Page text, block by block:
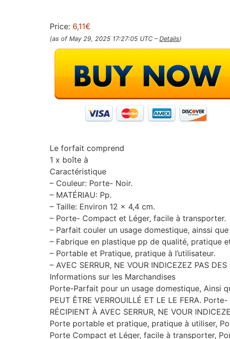
Price: 6,11€
(as of May 29, 2025 17:27:05 UTC – Details)
Le forfait comprend
1 x boîte à
Caractéristique
– Couleur: Porte- Noir.
– MATÉRIAU: Pp.
– Taille: Environ 12 x 4,4 cm.
– Porte- Compact et Léger, facile à transporter.
– Parfait couler un usage domestique, ainssi
– Fabrique en plastique pp de qualité, pratique
– Portable et Pratique, pratique à l’utilisateur.
– AVEC SERRUR, NE VOUR INDICEZEZ PAS DES
Informations sur les Marchandises
Porte-Parfait pour un usage domestique, Ainsi
PEUT ÊTRE VERROUILLÉ ET LE LE FERA.
RÉCIPIENT À AVEC SERRUR, NE VOUR
Porte portable et pratique, pratique à utiliser,
Porte Compact et Léger, facile à transporter,